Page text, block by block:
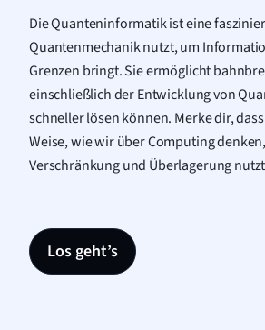
Die Quanteninformatik ist eine
Quantenmechanik nutzt, um
Grenzen bringt. Sie ermöglicht
einschließlich der Entwicklung von
schneller lösen können. Merke dir,
Weise, wie wir über Computing
Verschränkung und Überlagerung
Los geht’s